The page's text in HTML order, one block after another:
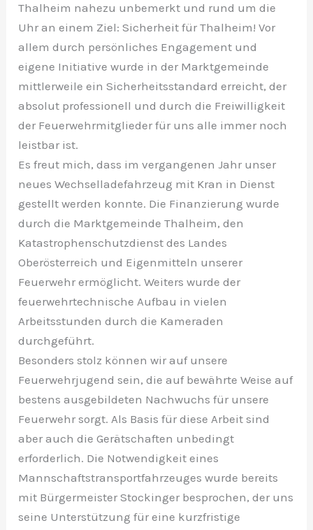
Thalheim nahezu unbemerkt und rund um die
Uhr an einem Ziel: Sicherheit für Thalheim! Vor
allem durch persönliches Engagement und
eigene Initiative wurde in der Marktgemeinde
mittlerweile ein Sicherheitsstandard erreicht, der
absolut professionell und durch die Freiwilligkeit
der Feuerwehrmitglieder für uns alle immer noch
leistbar ist.
Es freut mich, dass im vergangenen Jahr unser
neues Wechselladefahrzeug mit Kran in Dienst
gestellt werden konnte. Die Finanzierung wurde
durch die Marktgemeinde Thalheim, den
Katastrophenschutzdienst des Landes
Oberösterreich und Eigenmitteln unserer
Feuerwehr ermöglicht. Weiters wurde der
feuerwehrtechnische Aufbau in vielen
Arbeitsstunden durch die Kameraden
durchgeführt.
Besonders stolz können wir auf unsere
Feuerwehrjugend sein, die auf bewährte Weise auf
bestens ausgebildeten Nachwuchs für unsere
Feuerwehr sorgt. Als Basis für diese Arbeit sind
aber auch die Gerätschaften unbedingt
erforderlich. Die Notwendigkeit eines
Mannschaftstransportfahrzeuges wurde bereits
mit Bürgermeister Stockinger besprochen, der uns
seine Unterstützung für eine kurzfristige